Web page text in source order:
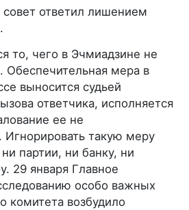
ответил лишением
то, чего в Эчмиадзине не
Обеспечительная мера в
выносится судьей
ответчика, исполняется
ее не
Игнорировать такую меру
партии, ни банку, ни
29 января Главное
особо важных
комитета возбудило